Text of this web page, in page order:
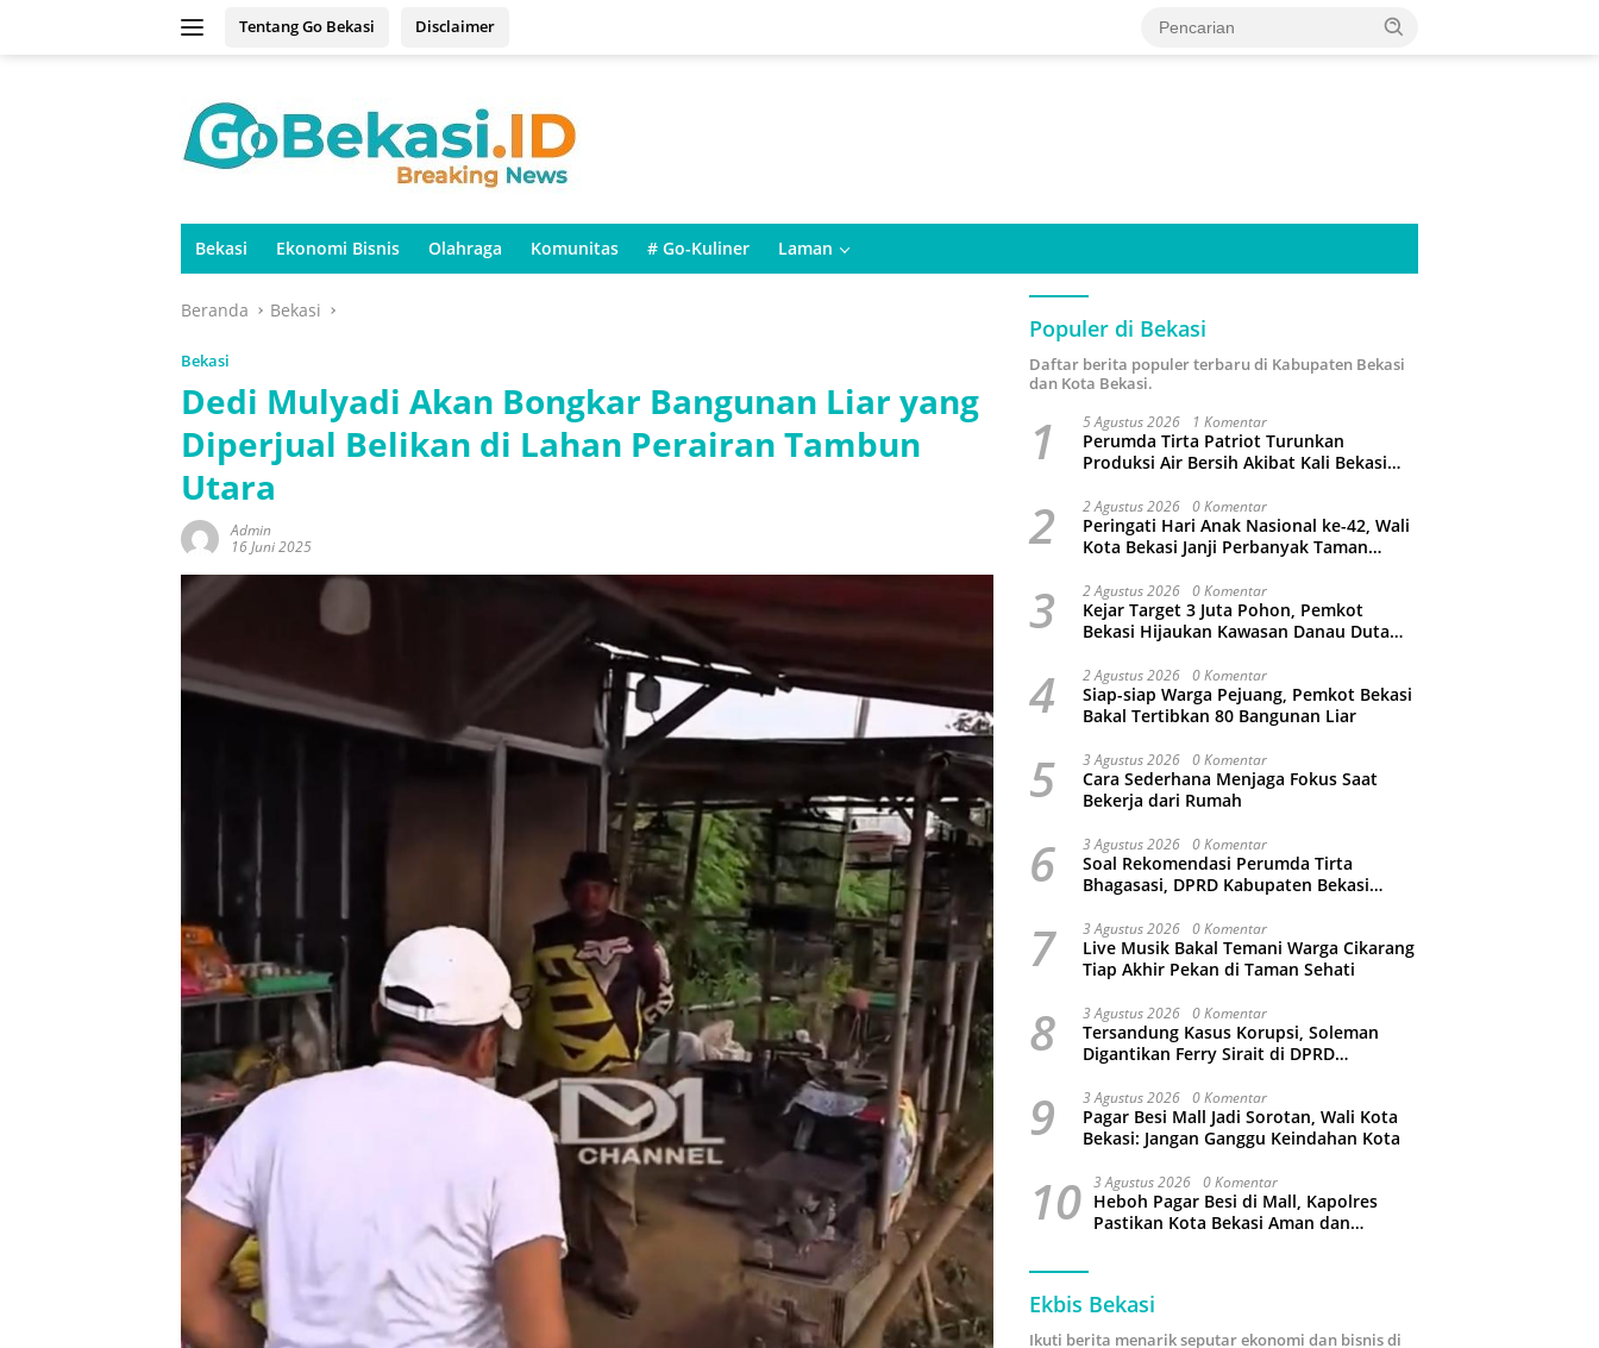
Tentang Go Bekasi Disclaimer
Bekasi Ekonomi Bisnis Olahraga Komunitas # Go-Kuliner Laman
Beranda Bekasi
Bekasi
Dedi Mulyadi Akan Bongkar Bangunan Liar yang
Diperjual Belikan di Lahan Perairan Tambun
Utara
Admin
16 Juni 2025
Populer di Bekasi
Daftar berita populer terbaru di Kabupaten Bekasi
dan Kota Bekasi.
1 5 Agustus 2026 1 Komentar
Perumda Tirta Patriot Turunkan
Produksi Air Bersih Akibat Kali Bekasi
2 2 Agustus 2026 0 Komentar
Peringati Hari Anak Nasional ke-42, Wali
Kota Bekasi Janji Perbanyak Taman
3 2 Agustus 2026 0 Komentar
Kejar Target 3 Juta Pohon, Pemkot
Bekasi Hijaukan Kawasan Danau Duta
4 2 Agustus 2026 0 Komentar
Siap-siap Warga Pejuang, Pemkot Bekasi
Bakal Tertibkan 80 Bangunan Liar
5 3 Agustus 2026 0 Komentar
Cara Sederhana Menjaga Fokus Saat
Bekerja dari Rumah
6 3 Agustus 2026 0 Komentar
Soal Rekomendasi Perumda Tirta
Bhagasasi, DPRD Kabupaten Bekasi
7 3 Agustus 2026 0 Komentar
Live Musik Bakal Temani Warga Cikarang
Tiap Akhir Pekan di Taman Sehati
8 3 Agustus 2026 0 Komentar
Tersandung Kasus Korupsi, Soleman
Digantikan Ferry Sirait di DPRD
9 3 Agustus 2026 0 Komentar
Pagar Besi Mall Jadi Sorotan, Wali Kota
Bekasi: Jangan Ganggu Keindahan Kota
10 3 Agustus 2026 0 Komentar
Heboh Pagar Besi di Mall, Kapolres
Pastikan Kota Bekasi Aman dan
Ekbis Bekasi
Ikuti berita menarik seputar ekonomi dan bisnis di